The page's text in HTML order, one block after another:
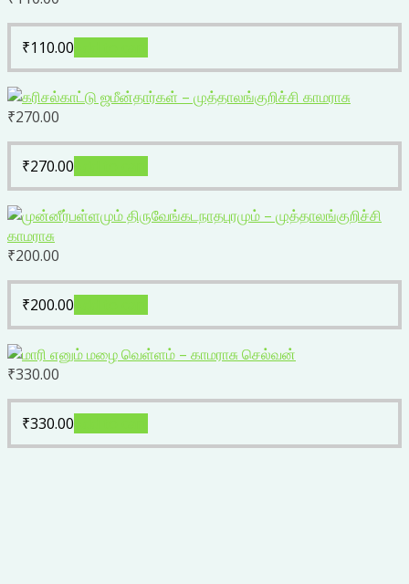
₹110.00
₹270.00
₹270.00
₹200.00
₹200.00
₹330.00
₹330.00